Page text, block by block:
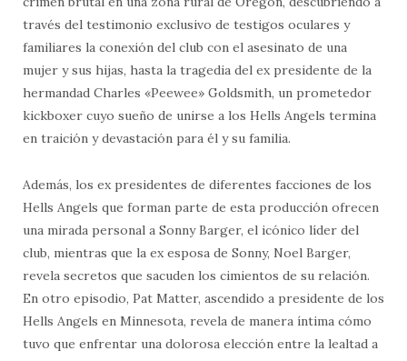
través del testimonio exclusivo de testigos oculares y
familiares la conexión del club con el asesinato de una
mujer y sus hijas, hasta la tragedia del ex presidente de la
hermandad Charles «Peewee» Goldsmith, un prometedor
kickboxer cuyo sueño de unirse a los Hells Angels termina
en traición y devastación para él y su familia.
Además, los ex presidentes de diferentes facciones de los
Hells Angels que forman parte de esta producción ofrecen
una mirada personal a Sonny Barger, el icónico líder del
club, mientras que la ex esposa de Sonny, Noel Barger,
revela secretos que sacuden los cimientos de su relación.
En otro episodio, Pat Matter, ascendido a presidente de los
Hells Angels en Minnesota, revela de manera íntima cómo
tuvo que enfrentar una dolorosa elección entre la lealtad a